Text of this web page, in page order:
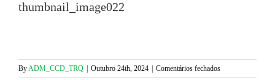
thumbnail_image022
ByADM_CCD_TRQ Outubro 24th, 2024 Comentários fechadosem